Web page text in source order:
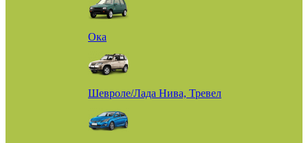
Ока
Шевроле/Лада Нива, Тревел